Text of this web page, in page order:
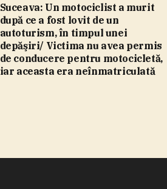
Suceava: Un motociclist a murit
după ce a fost lovit de un
autoturism, în timpul unei
depăşiri/ Victima nu avea permis
de conducere pentru motocicletă,
iar aceasta era neînmatriculată